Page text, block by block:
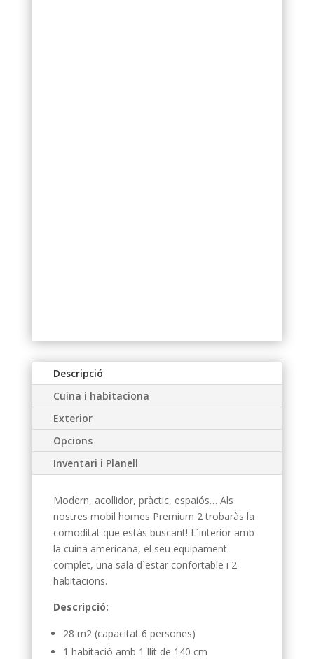
Descripció
Cuina i habitaciona
Exterior
Opcions
Inventari i Planell
Modern, acollidor, pràctic, espaiós… Als
nostres mobil homes Premium 2 trobaràs la
comoditat que estàs buscant! L´interior amb
la cuina americana, el seu equipament
complet, una sala d´estar confortable i 2
habitacions.
Descripció:
28 m2 (capacitat 6 persones)
1 habitació amb 1 llit de 140 cm